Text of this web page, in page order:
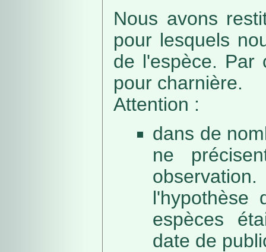
Nous avons
pour lesquels
de l'espèce. Par
pour charnière.
Attention :
dans de
ne
l'hypothèse
espèces
date de